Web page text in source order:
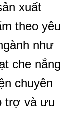
xuất
theo yêu
như
che nắng
chuyên
trợ và ưu